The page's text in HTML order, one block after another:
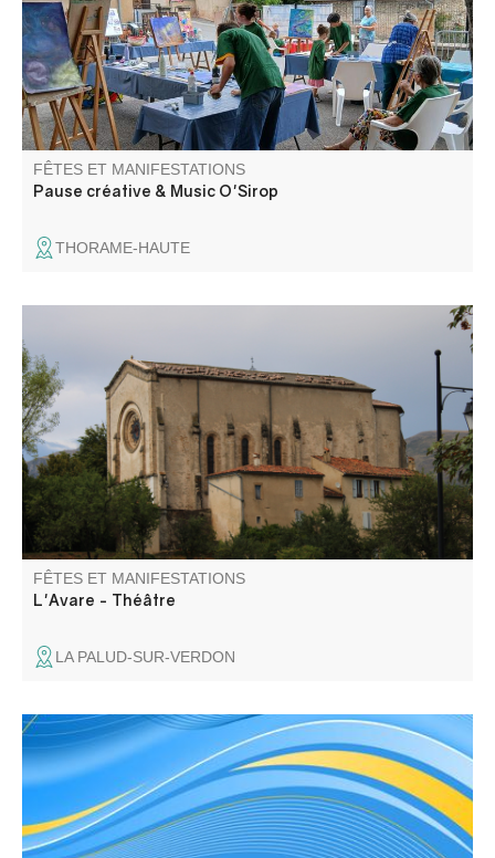
sirop, les rencontres et les partages se poursuivent dans
un esprit convivial.
FÊTES ET MANIFESTATIONS
Pause créative & Music O'Sirop
THORAME-HAUTE
Molière, par l'atelier théâtre Les Gens d'ici, aborde la folie
de l'avarice, le pouvoir de l'amour et la rébellion contre le
despotisme. Suivi d'un repas partagé.
FÊTES ET MANIFESTATIONS
L'Avare - Théâtre
LA PALUD-SUR-VERDON
Hommage aux morts de la guerre, dépôt de gerbe et
discours.